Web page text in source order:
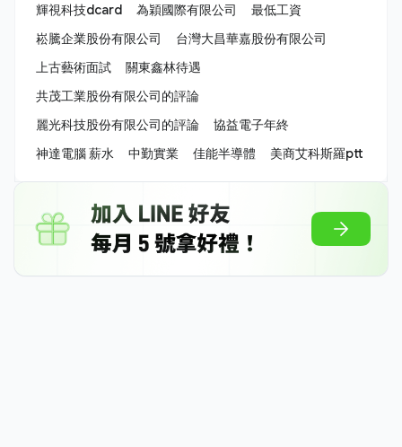
輝視科技dcard
為穎國際有限公司
最低工資
崧騰企業股份有限公司
台灣大昌華嘉股份有限公司
上古藝術面試
關東鑫林待遇
共茂工業股份有限公司的評論
麗光科技股份有限公司的評論
協益電子年終
神達電腦 薪水
中勤實業 佳能半導體 美商艾科斯羅ptt